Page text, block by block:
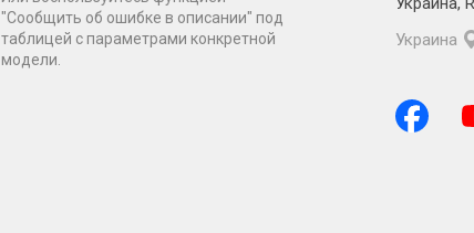
"Сообщить об ошибке в описании" под
таблицей с параметрами конкретной
модели.
Украина